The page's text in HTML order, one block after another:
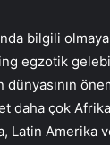
bilgili
egzotik
dünyasının
daha çok
Latin Amerika